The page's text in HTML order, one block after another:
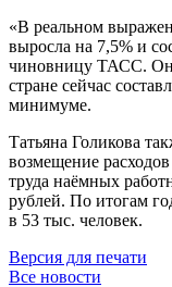
«В реальном
выросла на 7,5% и
чиновницу ТАСС.
стране сейчас
минимуме.
Татьяна Голикова
возмещение
труда наёмных
рублей. По итогам
в 53 тыс. человек.
Версия для печати
Все новости